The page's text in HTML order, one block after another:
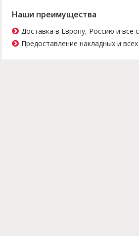
Наши преимущества
Доставка в Европу, Россию и все
Предоставление накладных и